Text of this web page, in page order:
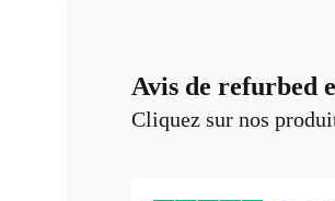
Avis de refurbed
Cliquez sur nos